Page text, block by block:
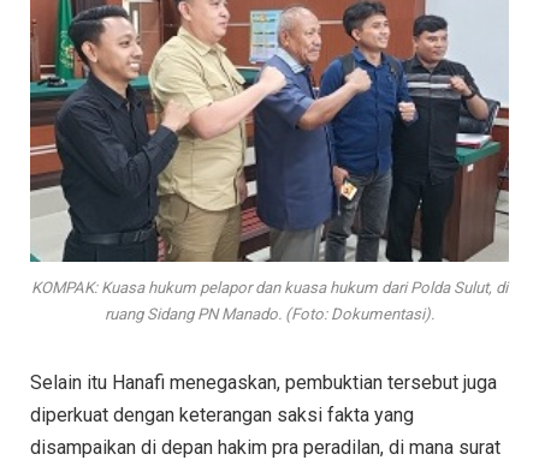
KOMPAK: Kuasa hukum pelapor dan kuasa hukum dari Polda Sulut, di
ruang Sidang PN Manado. (Foto: Dokumentasi).
Selain itu Hanafi menegaskan, pembuktian tersebut juga
diperkuat dengan keterangan saksi fakta yang
disampaikan di depan hakim pra peradilan, di mana surat